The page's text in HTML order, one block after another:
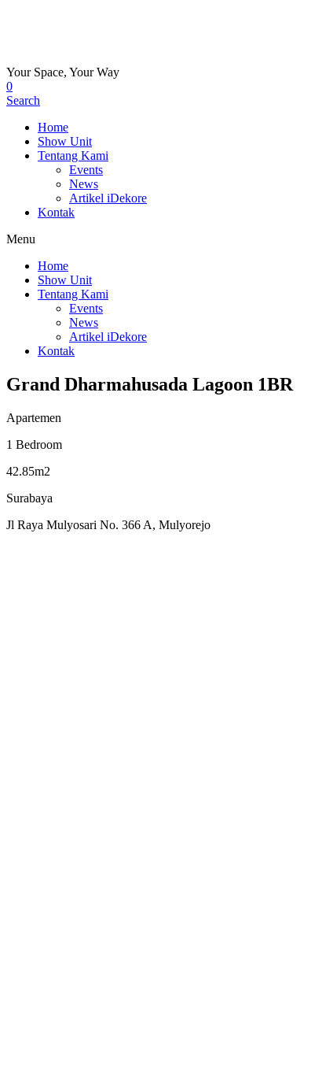
Your Space, Your Way
0
Search
Home
Show Unit
Tentang Kami
Events
News
Artikel iDekore
Kontak
Menu
Home
Show Unit
Tentang Kami
Events
News
Artikel iDekore
Kontak
Grand Dharmahusada Lagoon 1BR
Apartemen
1 Bedroom
42.85m2
Surabaya
Jl Raya Mulyosari No. 366 A, Mulyorejo